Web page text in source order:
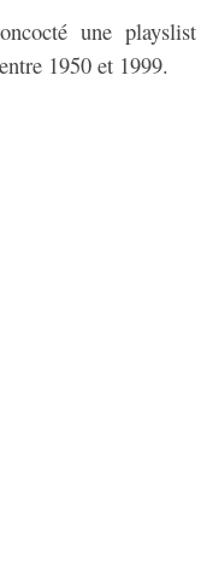
une
1950 et 1999.